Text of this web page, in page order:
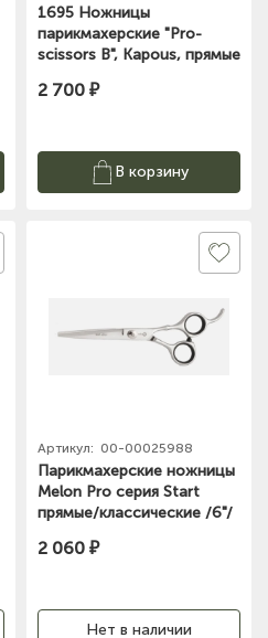
1695 Ножницы
парикмахерские "Pro-
scissors B", Kapous, прямые
2 700 ₽
В корзину
Артикул: 00-00025988
Парикмахерские ножницы
Melon Pro серия Start
прямые/классические /6"/
2 060 ₽
Нет в наличии